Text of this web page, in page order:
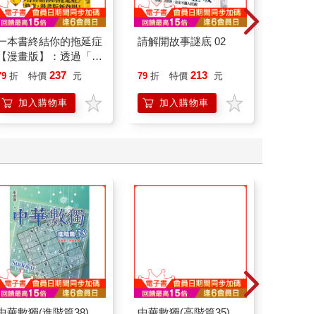
本書終結你的拖延症
【漫畫版】：透過「小
動」打開大腦的行動
「行動派」的37個科
方法
折 特價 237 元
加入購物車
請解開故事謎底 02
79 折 特價 213 元
加入購物車